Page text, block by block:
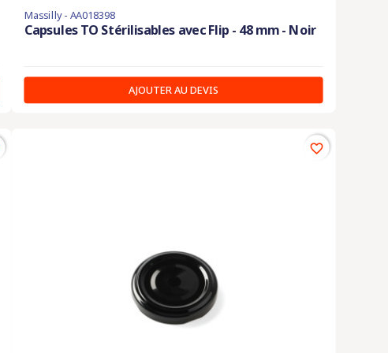
Massilly - AA018398
Capsules TO Stérilisables avec Flip - 48 mm - Noir
AJOUTER AU DEVIS
favorite_border